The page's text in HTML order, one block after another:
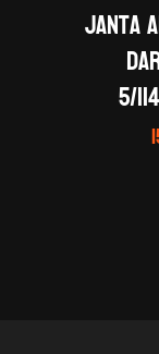
Janta
5/